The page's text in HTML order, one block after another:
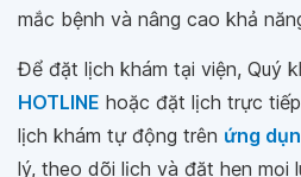
mắc bệnh và nâng cao khả
Để đặt lịch khám tại viện, Quý
HOTLINE hoặc đặt lịch trực tiếp
lịch khám tự động trên ứng
lý, theo dõi lịch và đặt hẹn mọi